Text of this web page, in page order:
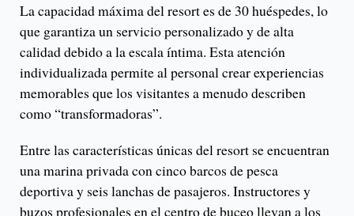
La capacidad máxima del resort es de 30 huéspedes, lo
que garantiza un servicio personalizado y de alta
calidad debido a la escala íntima. Esta atención
individualizada permite al personal crear experiencias
memorables que los visitantes a menudo describen
como “transformadoras”.
Entre las características únicas del resort se encuentran
una marina privada con cinco barcos de pesca
deportiva y seis lanchas de pasajeros. Instructores y
buzos profesionales en el centro de buceo llevan a los